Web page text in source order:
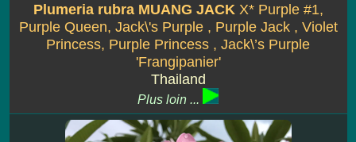
Plumeria rubra MUANG JACK X* Purple #1,
Purple Queen, Jack\'s Purple , Purple Jack , Violet
Princess, Purple Princess , Jack\’s Purple
'Frangipanier'
Thailand
Plus loin ...